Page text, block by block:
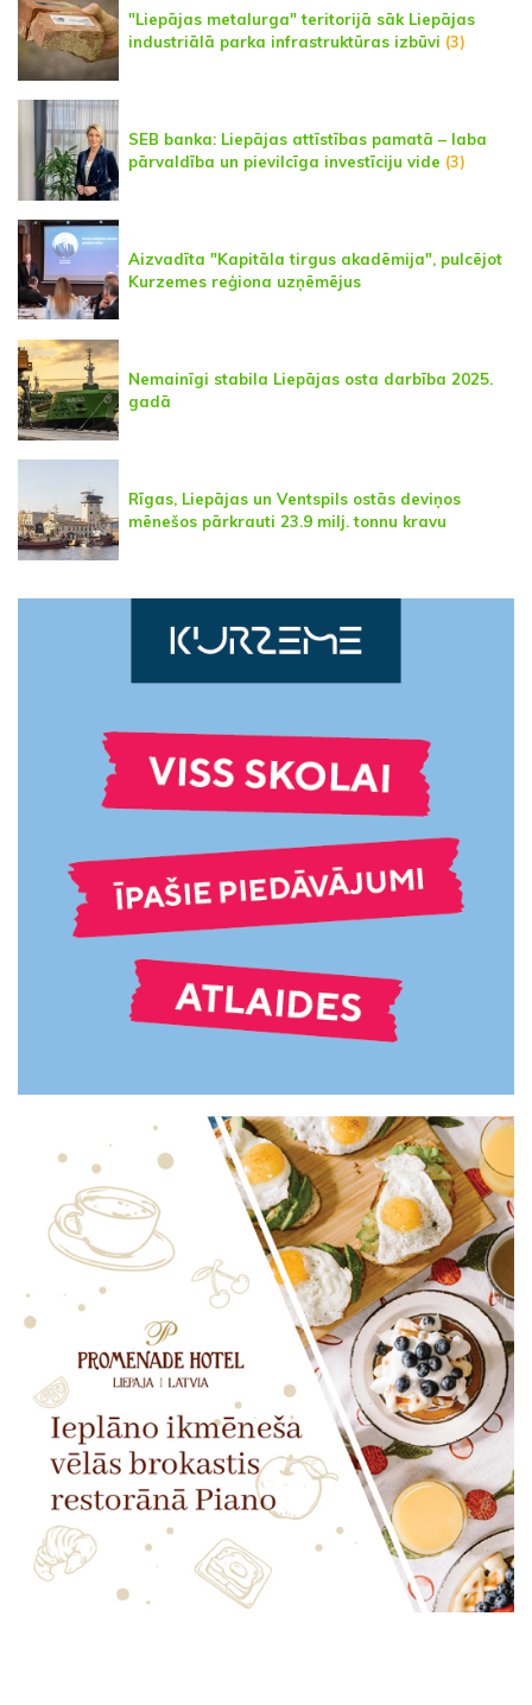
"Liepājas metalurga" teritorijā sāk Liepājas
industriālā parka infrastruktūras izbūvi (3)
SEB banka: Liepājas attīstības pamatā – laba
pārvaldība un pievilcīga investīciju vide (3)
Aizvadīta "Kapitāla tirgus akadēmija", pulcējot
Kurzemes reģiona uzņēmējus
Nemainīgi stabila Liepājas osta darbība 2025.
gadā
Rīgas, Liepājas un Ventspils ostās deviņos
mēnešos pārkrauti 23.9 milj. tonnu kravu